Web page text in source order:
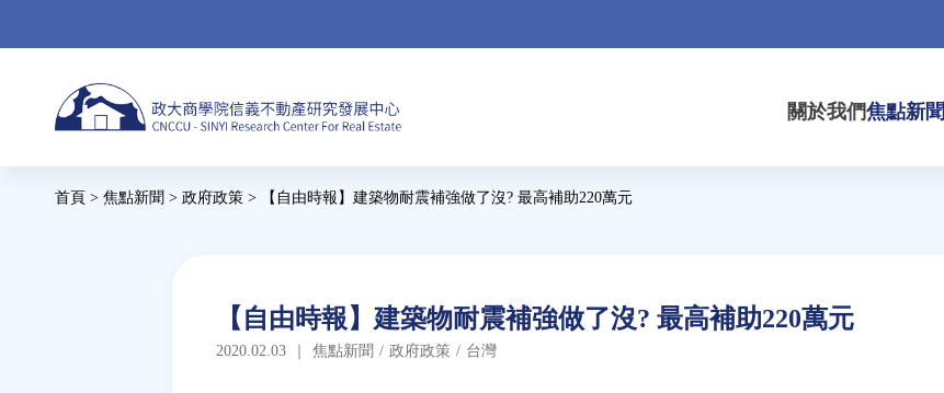
關於我們焦點新聞
首頁 > 焦點新聞 > 政府政策 > 【自由時報】建築物耐震補強做了沒? 最高補助220萬元
to
Back
【自由時報】建築物耐震補強做了沒? 最高補助220萬元
2020.02.03 焦點新聞 / 政府政策 / 台灣